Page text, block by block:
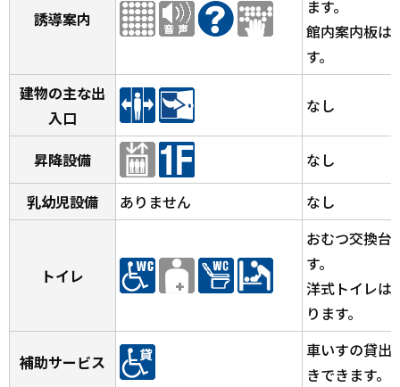
誘導案内
ます。
館内案内板は
す。
建物の主な出
入口
なし
昇降設備
なし
乳幼児設備
ありません なし
トイレ
おむつ交換台
す。
洋式トイレは
ります。
補助サービス
車いすの貸出
きできます。